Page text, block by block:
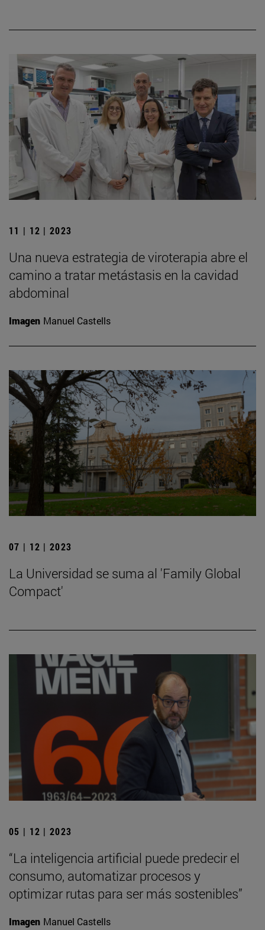
11 | 12 | 2023
Una nueva estrategia de viroterapia abre el
camino a tratar metástasis en la cavidad
abdominal
Imagen Manuel Castells
07 | 12 | 2023
La Universidad se suma al 'Family Global
Compact'
05 | 12 | 2023
“La inteligencia artificial puede predecir el
consumo, automatizar procesos y
optimizar rutas para ser más sostenibles”
Imagen Manuel Castells